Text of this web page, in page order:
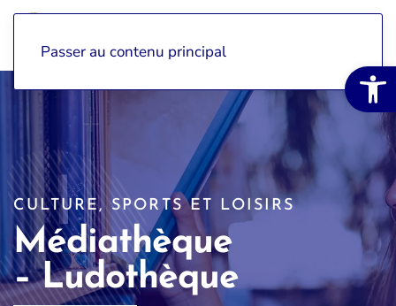
Ouvrir
Passer au contenu principal
CULTURE, SPORTS ET LOISIRS
Médiathèque
– Ludothèque